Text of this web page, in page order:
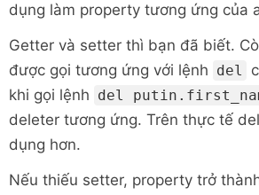
dụng làm property tương ứng của
Getter và setter thì bạn đã biết.
được gọi tương ứng với lệnh del
khi gọi lệnh del
deleter tương ứng. Trên thực tế
dụng hơn.
Nếu thiếu setter, property trở